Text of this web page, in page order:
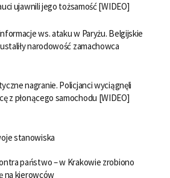
ujawnili jego tożsamość [WIDEO]
ws. ataku w Paryżu. Belgijskie
narodowość zamachowca
nagranie. Policjanci wyciągnęli
z płonącego samochodu [WIDEO]
stanowiska
państwo – w Krakowie zrobiono
na kierowców